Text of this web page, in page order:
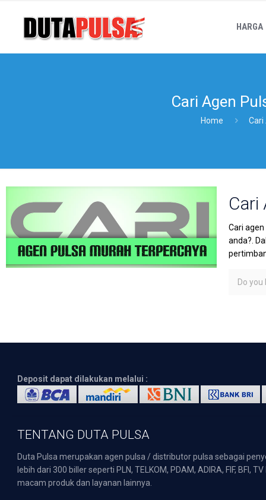
HARGA
Cari Agen
Home Cari
Cari
Cari
anda?.
Do you
Deposit dapat dilakukan melalui :
TENTANG DUTA PULSA
Duta Pulsa merupakan agen pulsa / distributor pulsa sebagai
lebih dari 300 biller seperti PLN, TELKOM, PDAM, ADIRA, FIF,
macam produk dan layanan lainnya.